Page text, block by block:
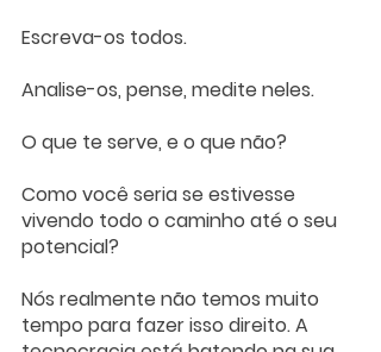
Escreva-os todos.
Analise-os, pense, medite neles.
O que te serve, e o que não?
Como você seria se estivesse
vivendo todo o caminho até o seu
potencial?
Nós realmente não temos muito
tempo para fazer isso direito. A